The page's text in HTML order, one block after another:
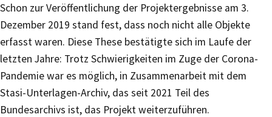
Schon zur Veröffentlichung der Projektergebnisse am 3.
Dezember 2019 stand fest, dass noch nicht alle Objekte
erfasst waren. Diese These bestätigte sich im Laufe der
letzten Jahre: Trotz Schwierigkeiten im Zuge der Corona-
Pandemie war es möglich, in Zusammenarbeit mit dem
Stasi-Unterlagen-Archiv, das seit 2021 Teil des
Bundesarchivs ist, das Projekt weiterzuführen.